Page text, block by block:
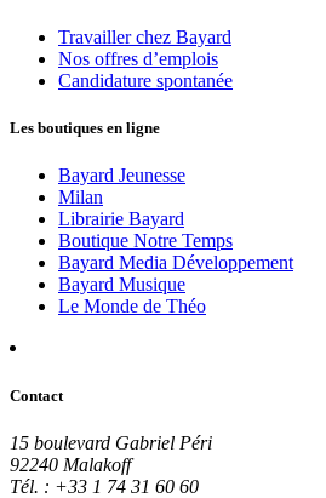
Travailler chez Bayard
Nos offres d’emplois
Candidature spontanée
Les boutiques en ligne
Bayard Jeunesse
Milan
Librairie Bayard
Boutique Notre Temps
Bayard Media Développement
Bayard Musique
Le Monde de Théo
Contact
15 boulevard Gabriel Péri
92240 Malakoff
Tél. : +33 1 74 31 60 60